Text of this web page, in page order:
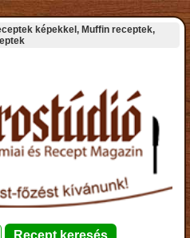
képekkel, Muffin receptek,